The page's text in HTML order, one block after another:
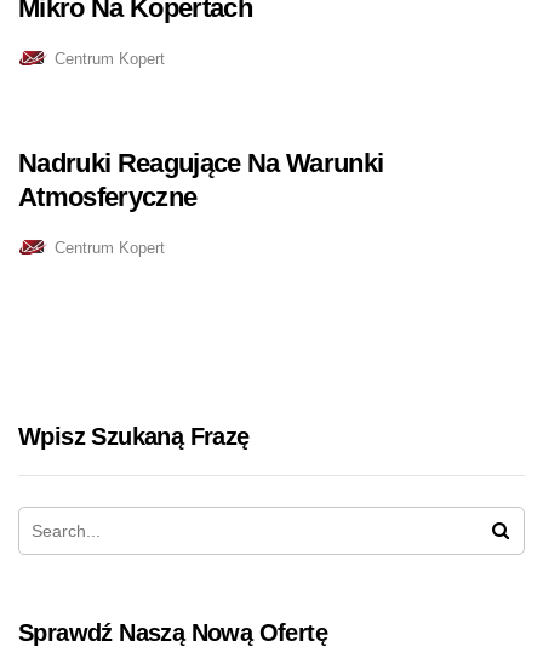
Mikro Na Kopertach
Centrum Kopert
Nadruki Reagujące Na Warunki
Atmosferyczne
Centrum Kopert
Wpisz Szukaną Frazę
Sprawdź Naszą Nową Ofertę